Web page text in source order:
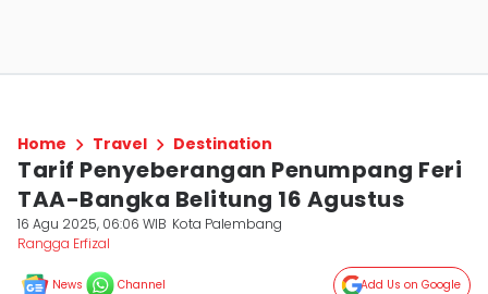
Home Travel Destination
Tarif Penyeberangan Penumpang Feri
TAA-Bangka Belitung 16 Agustus
16 Agu 2025, 06:06 WIB Kota Palembang
Rangga Erfizal
News Channel Add Us on Google